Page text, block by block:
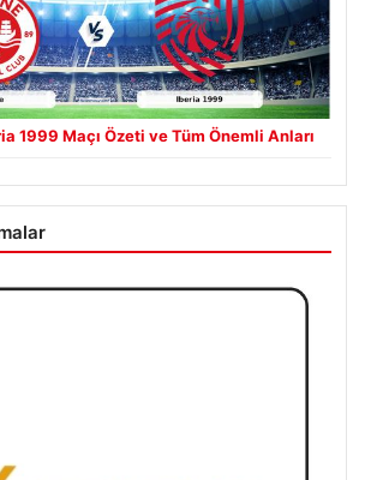
1999 Maçı Özeti ve Tüm Önemli Anları